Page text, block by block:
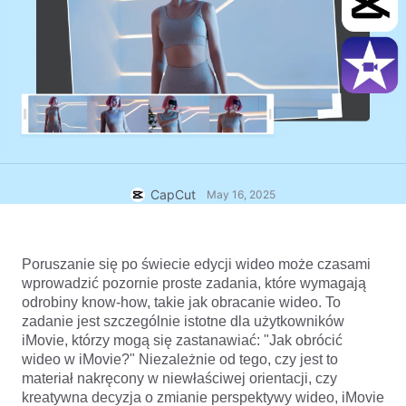
Tekst i dźwięk
Automatyczne podpisy
Szablony podpisów
Zamiana tekstu na mowę
Ulepsz głos
Redukcja szumów
Obraz
Marketing
Styl życia i vlogi
Projekt niestandardowy
Więcej
Zasoby
Trendy w branży
Wyróżnione
Wskazówki i trendy szablonów
Więcej
Szablony branżowe
Szablony podsumowań
Centrum zaufania
Centrum pomocy
Otwórz CapCut
CapCut May 16, 2025
Poruszanie się po świecie edycji wideo może czasami
wprowadzić pozornie proste zadania, które wymagają
odrobiny know-how, takie jak obracanie wideo. To
zadanie jest szczególnie istotne dla użytkowników
iMovie, którzy mogą się zastanawiać: "Jak obrócić
wideo w iMovie?" Niezależnie od tego, czy jest to
materiał nakręcony w niewłaściwej orientacji, czy
kreatywna decyzja o zmianie perspektywy wideo, iMovie